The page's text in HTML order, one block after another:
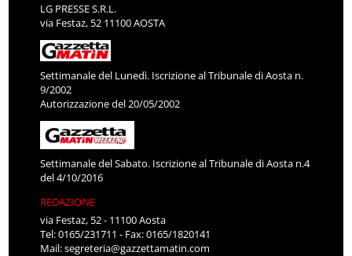
LG PRESSE S.R.L.
via Festaz, 52 11100 AOSTA
Settimanale del Lunedì. Iscrizione al Tribunale di Aosta n.
9/2002
Autorizzazione del 20/05/2002
Settimanale del Sabato. Iscrizione al Tribunale di Aosta n.4
del 4/10/2016
REDAZIONE
via Festaz, 52 - 11100 Aosta
Tel: 0165/231711 - Fax: 0165/1820141
Mail:segreteria@gazzettamatin.com